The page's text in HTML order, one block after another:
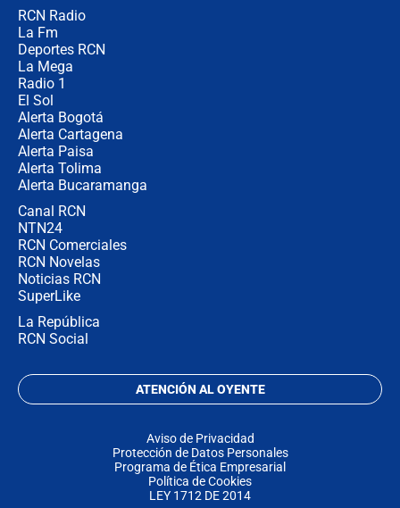
RCN Radio
La Fm
Deportes RCN
La Mega
Radio 1
El Sol
Alerta Bogotá
Alerta Cartagena
Alerta Paisa
Alerta Tolima
Alerta Bucaramanga
Canal RCN
NTN24
RCN Comerciales
RCN Novelas
Noticias RCN
SuperLike
La República
RCN Social
ATENCIÓN AL OYENTE
Aviso de Privacidad
Protección de Datos Personales
Programa de Ética Empresarial
Política de Cookies
LEY 1712 DE 2014